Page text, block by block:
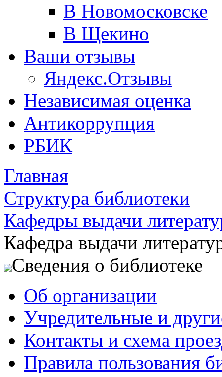
В Новомосковске
В Щекино
Ваши отзывы
Яндекс.Отзывы
Независимая оценка
Антикоррупция
РБИК
Главная
Структура библиотеки
Кафедры выдачи
Кафедра выдачи
Сведения о библиотеке
Об организации
Учредительные и
Контакты и схема
Правила пользования